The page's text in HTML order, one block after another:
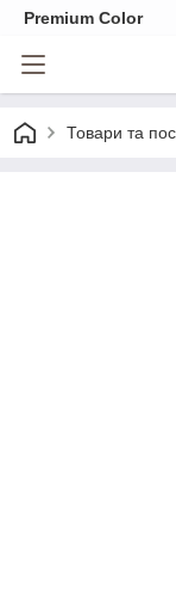
Premium Color
Товари та